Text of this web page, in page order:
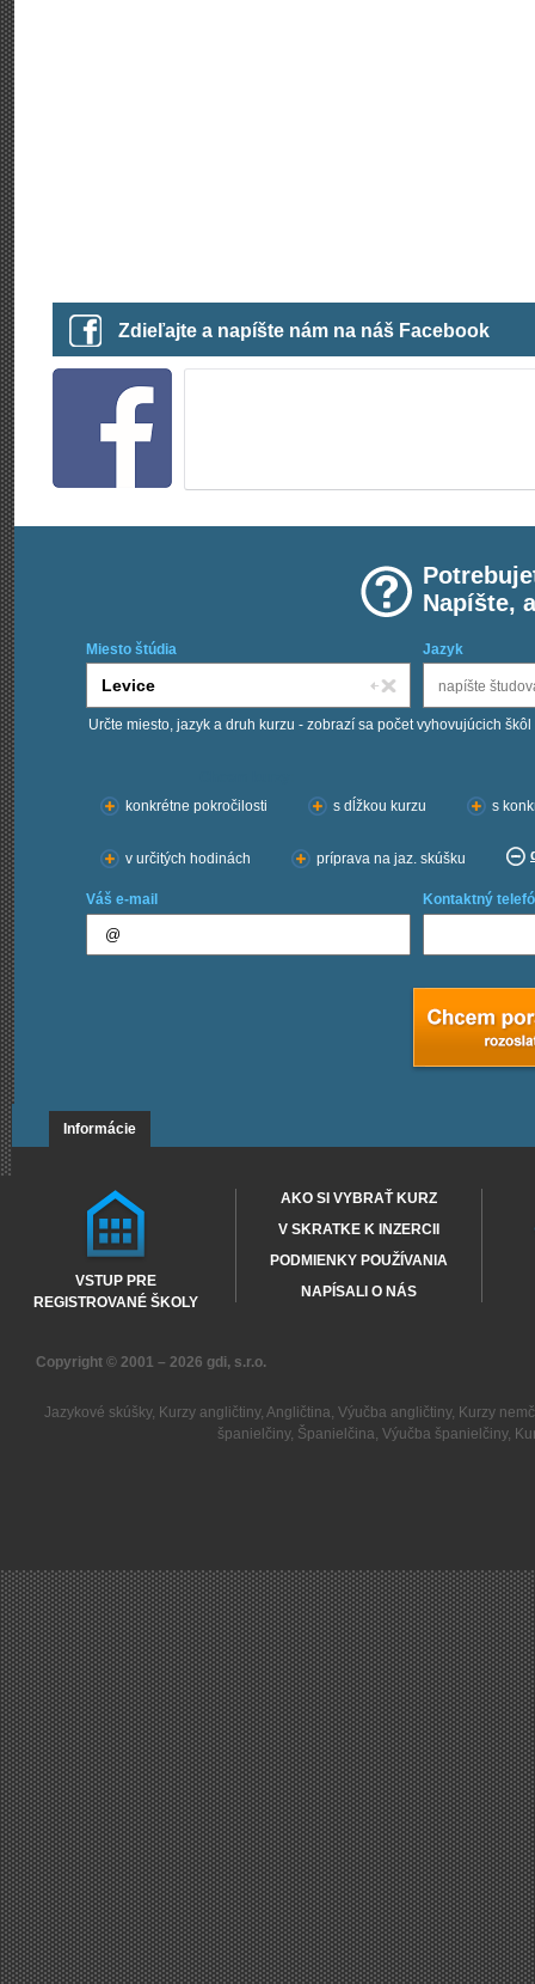
Zdieľajte a napíšte nám na náš Facebook
Napíšte,
Miesto štúdia Jazyk
Určte miesto, jazyk a druh kurzu - zobrazí sa počet vyhovujúcich škôl
konkrétne pokročilosti
s dĺžkou kurzu s
v určitých hodinách príprava na jaz. skúšku
Váš e-mail Kontaktný
Informácie
VSTUP PRE
REGISTROVANÉ ŠKOLY
AKO SI VYBRAŤ KURZ
V SKRATKE K INZERCII
PODMIENKY POUŽÍVANIA
NAPÍSALI O NÁS
Copyright © 2001 – 2026 gdi, s.r.o.
Jazykové skúšky, Kurzy angličtiny, Angličtina, Výučba angličtiny, Kurzy
španielčiny, Španielčina, Výučba španielčiny,